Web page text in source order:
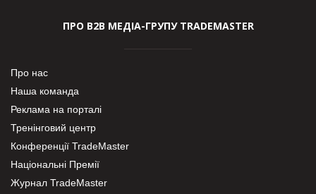
ПРО В2В МЕДІА-ГРУПУ TRADEMASTER
Про нас
Наша команда
Реклама на порталі
Тренінговий центр
Конференції TradeMaster
Національні Премії
Журнал TradeMaster